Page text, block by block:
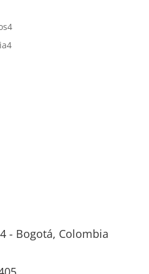
44
44
- Bogotá, Colombia